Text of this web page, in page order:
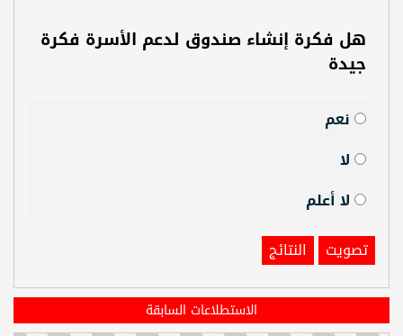
هل فكرة إنشاء صندوق لدعم الأسرة فكرة
جيدة
نعم
لا
لا أعلم
تصويت
النتائج
الاستطلاعات السابقة